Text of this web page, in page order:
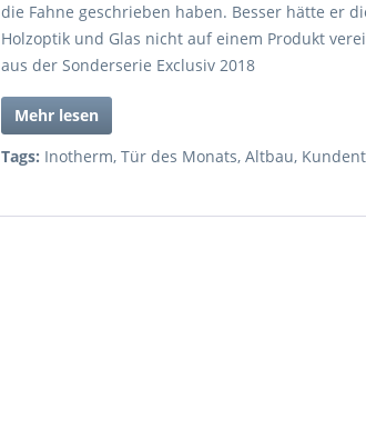
die Fahne geschrieben haben. Besser hätte er
Holzoptik und Glas nicht auf einem Produkt
aus der Sonderserie Exclusiv 2018
Mehr lesen
Tags: Inotherm,Tür des Monats,Altbau,